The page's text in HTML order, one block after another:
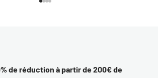
de réduction à partir de 200€ de